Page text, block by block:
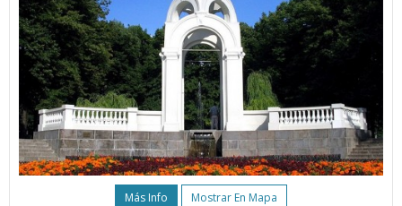
Más Info Mostrar En Mapa